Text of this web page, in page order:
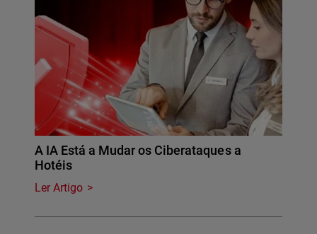
A IA Está a Mudar os Ciberataques a
Hotéis
Ler Artigo